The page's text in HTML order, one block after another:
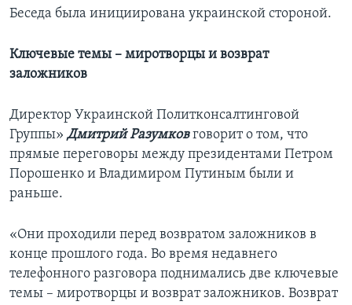
Беседа была инициирована украинской стороной.
Ключевые темы – миротворцы и возврат
заложников
Директор Украинской Политконсалтинговой
Группы» Дмитрий Разумковговорит о том, что
прямые переговоры между президентами Петром
Порошенко и Владимиром Путиным были и
раньше.
«Они проходили перед возвратом заложников в
конце прошлого года. Во время недавнего
телефонного разговора поднимались две ключевые
темы – миротворцы и возврат заложников. Возврат